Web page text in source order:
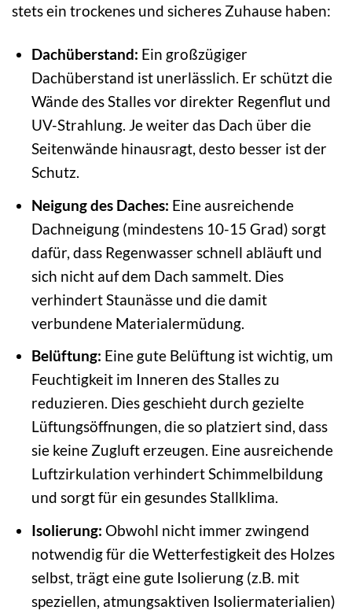
stets ein trockenes und sicheres Zuhause haben:
Dachüberstand: Ein großzügiger
Dachüberstand ist unerlässlich. Er schützt die
Wände des Stalles vor direkter Regenflut und
UV-Strahlung. Je weiter das Dach über die
Seitenwände hinausragt, desto besser ist der
Schutz.
Neigung des Daches: Eine ausreichende
Dachneigung (mindestens 10-15 Grad) sorgt
dafür, dass Regenwasser schnell abläuft und
sich nicht auf dem Dach sammelt. Dies
verhindert Staunässe und die damit
verbundene Materialermüdung.
Belüftung: Eine gute Belüftung ist wichtig, um
Feuchtigkeit im Inneren des Stalles zu
reduzieren. Dies geschieht durch gezielte
Lüftungsöffnungen, die so platziert sind, dass
sie keine Zugluft erzeugen. Eine ausreichende
Luftzirkulation verhindert Schimmelbildung
und sorgt für ein gesundes Stallklima.
Isolierung: Obwohl nicht immer zwingend
notwendig für die Wetterfestigkeit des Holzes
selbst, trägt eine gute Isolierung (z.B. mit
speziellen, atmungsaktiven Isoliermaterialien)